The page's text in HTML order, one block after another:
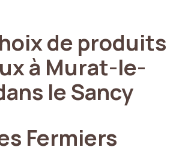
de produits
à Murat-le-
leSancy
Fermiers